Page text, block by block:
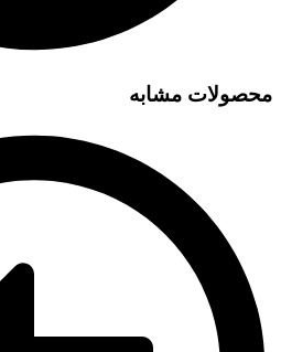
محصولات مشابه